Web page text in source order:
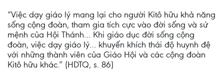
“Việc dạy giáo lý mang lại cho người Kitô hữu khả năng
sống cộng đoàn, tham gia tích cực vào đời sống và sứ
mệnh của Hội Thánh… Khi giáo dục đời sống cộng
đoàn, việc dạy giáo lý… khuyến khích thái độ huynh đệ
với những thành viên của Giáo Hội và các cộng đoàn
Kitô hữu khác.” (HDTQ, s. 86)